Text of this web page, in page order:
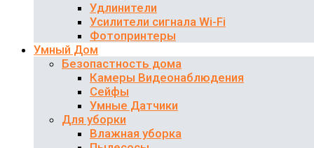
Удлинители
Усилители сигнала Wi-Fi
Фотопринтеры
Умный Дом
Безопастность дома
Камеры Видеонаблюдения
Сейфы
Умные Датчики
Для уборки
Влажная уборка